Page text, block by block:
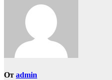
От admin